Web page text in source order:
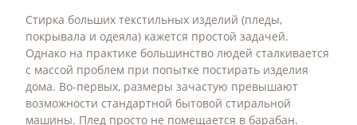
Стирка больших текстильных изделий (пледы,
покрывала и одеяла) кажется простой задачей.
Однако на практике большинство людей сталкивается
с массой проблем при попытке постирать изделия
дома. Во-первых, размеры зачастую превышают
возможности стандартной бытовой стиральной
машины. Плед просто не помещается в барабан.